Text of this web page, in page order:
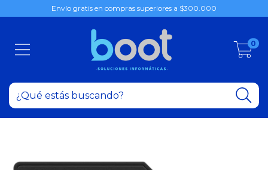
Envío gratis en compras superiores a $300.000
0